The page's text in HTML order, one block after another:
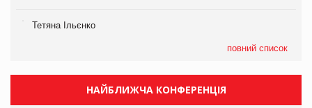
Тетяна Ільєнко
повний список
НАЙБЛИЖЧА КОНФЕРЕНЦІЯ